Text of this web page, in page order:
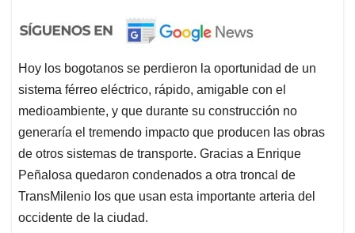
Hoy los bogotanos se perdieron la oportunidad de un
sistema férreo eléctrico, rápido, amigable con el
medioambiente, y que durante su construcción no
generaría el tremendo impacto que producen las obras
de otros sistemas de transporte. Gracias a Enrique
Peñalosa quedaron condenados a otra troncal de
TransMilenio los que usan esta importante arteria del
occidente de la ciudad.